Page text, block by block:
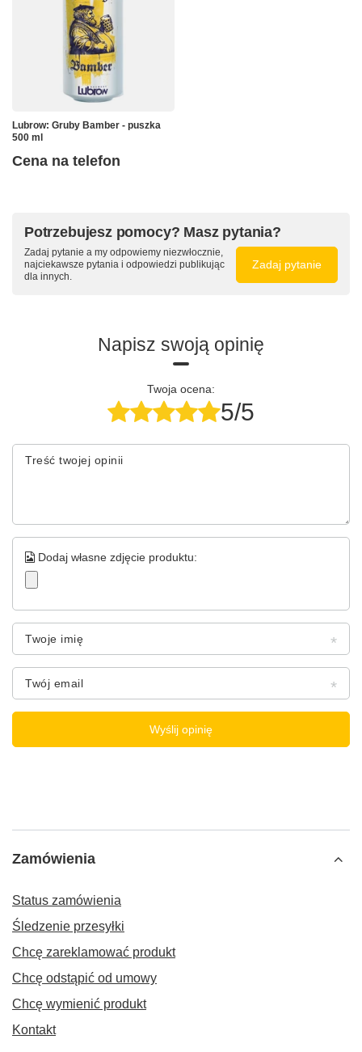
Lubrow: Gruby Bamber - puszka
500 ml
Cena na telefon
Potrzebujesz pomocy? Masz pytania?
Zadaj pytanie a my odpowiemy niezwłocznie,
najciekawsze pytania i odpowiedzi publikując
dla innych.
Zadaj pytanie
Napisz swoją opinię
Twoja ocena:
5/5
Treść twojej opinii
Dodaj własne zdjęcie produktu:
Twoje imię
Twój email
Wyślij opinię
Zamówienia
Status zamówienia
Śledzenie przesyłki
Chcę zareklamować produkt
Chcę odstąpić od umowy
Chcę wymienić produkt
Kontakt